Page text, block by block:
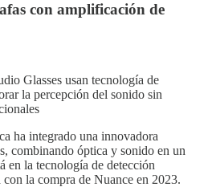
con amplificación de
Glasses usan tecnología de
la percepción del sonido sin
ha integrado una innovadora
combinando óptica y sonido en un
en la tecnología de detección
la compra de Nuance en 2023.